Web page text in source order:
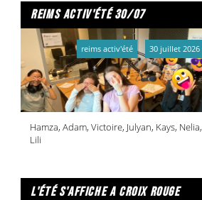
reims activ'été 30/07
Hamza, Adam, Victoire, Julyan, Kays, Nelia,
Lili
reims activ'été 30 juillet 2026
l'été s'affiche a croix rouge